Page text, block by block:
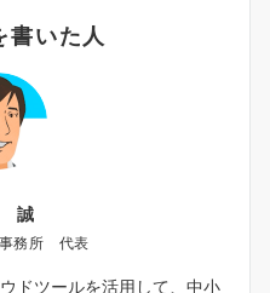
書いた人
誠
務所 代表
ドツールを活用して、中小